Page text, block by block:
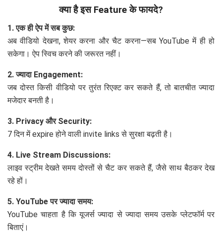
क्या है इस Feature के फायदे?
1. एक ही ऐप में सब कुछ:
अब वीडियो देखना, शेयर करना और चैट करना—सब YouTube में ही हो
सकेगा। ऐप स्विच करने की जरूरत नहीं।
2. ज्यादा Engagement:
जब दोस्त किसी वीडियो पर तुरंत रिएक्ट कर सकते हैं, तो बातचीत ज्यादा
मजेदार बनती है।
3. Privacy और Security:
7 दिन में expire होने वाली invite links से सुरक्षा बढ़ती है।
4. Live Stream Discussions:
लाइव स्ट्रीम देखते समय दोस्तों से चैट कर सकते हैं, जैसे साथ बैठकर देख
रहे हों।
5. YouTube पर ज्यादा समय:
YouTube चाहता है कि यूजर्स ज्यादा से ज्यादा समय उसके प्लेटफॉर्म पर
बिताएं।